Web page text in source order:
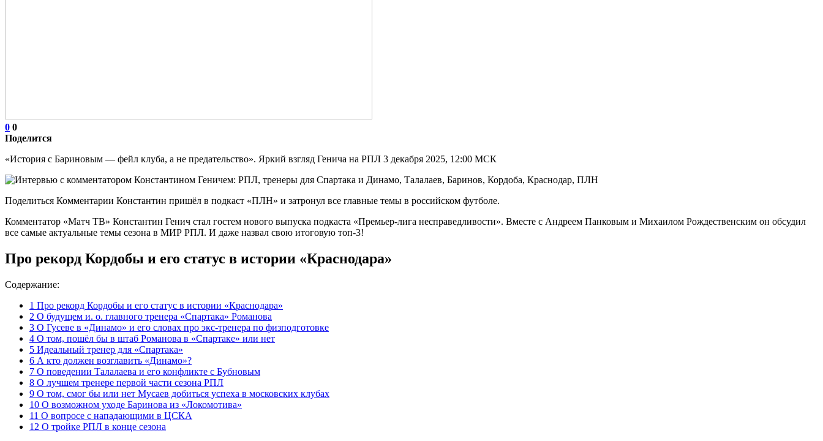
0 0
Поделится
«История с Бариновым — фейл клуба, а не предательство». Яркий взгляд Генича на РПЛ 3 декабря 2025, 12:00 МСК
Поделиться Комментарии Константин пришёл в подкаст «ПЛН» и затронул все главные темы в российском футболе.
Комментатор «Матч ТВ» Константин Генич стал гостем нового выпуска подкаста «Премьер-лига несправедливости». Вместе с Андреем Панковым и Михаилом Рождественским он обсудил
все самые актуальные темы сезона в МИР РПЛ. И даже назвал свою итоговую топ-3!
Про рекорд Кордобы и его статус в истории «Краснодара»
Содержание:
1 Про рекорд Кордобы и его статус в истории «Краснодара»
2 О будущем и. о. главного тренера «Спартака» Романова
3 О Гусеве в «Динамо» и его словах про экс-тренера по физподготовке
4 О том, пошёл бы в штаб Романова в «Спартаке» или нет
5 Идеальный тренер для «Спартака»
6 А кто должен возглавить «Динамо»?
7 О поведении Талалаева и его конфликте с Бубновым
8 О лучшем тренере первой части сезона РПЛ
9 О том, смог бы или нет Мусаев добиться успеха в московских клубах
10 О возможном уходе Баринова из «Локомотива»
11 О вопросе с нападающими в ЦСКА
12 О тройке РПЛ в конце сезона